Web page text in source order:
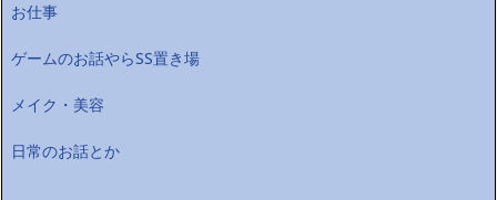
お仕事
ゲームのお話やらSS置き場
メイク・美容
日常のお話とか